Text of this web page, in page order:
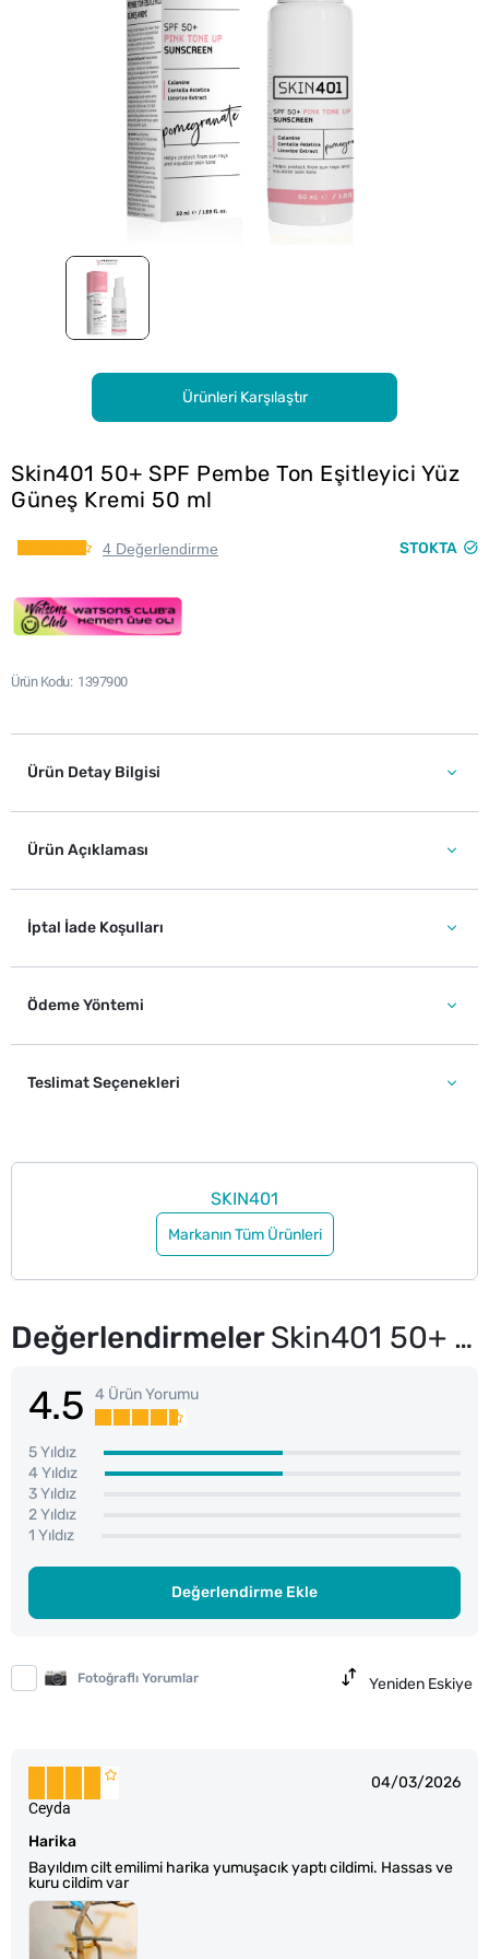
Ürünleri Karşılaştır
Skin401 50+ SPF Pembe Ton Eşitleyici Yüz
Güneş Kremi 50 ml
4 Değerlendirme STOKTA
Ürün Kodu 1397900
Ürün Detay Bilgisi
Ürün Açıklaması
İptal İade Koşulları
Ödeme Yöntemi
Teslimat Seçenekleri
SKIN401
Markanın Tüm Ürünleri
DeğerlendirmelerSkin401 50+ SPF Pembe Ton Eşitleyici Yüz Güneş Kremi 50 ml
4.5 4 Ürün Yorumu
5 Yıldız
4 Yıldız
3 Yıldız
2 Yıldız
1 Yıldız
Değerlendirme Ekle
Fotoğraflı Yorumlar Yeniden Eskiye
04/03/2026
Harika
Bayıldım cilt emilimi harika yumuşacık yaptı cildimi. Hassas ve
kuru cildim var
Ceyda